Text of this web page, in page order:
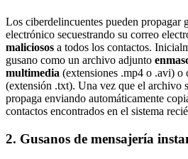
Los ciberdelincuentes pueden propagar
electrónico secuestrando su correo
maliciosos a todos los contactos.
gusano como un archivo adjunto
multimedia (extensiones .mp4 o .avi) o
(extensión .txt). Una vez que el archivo
propaga enviando automáticamente
contactos encontrados en el sistema
2. Gusanos de mensajería